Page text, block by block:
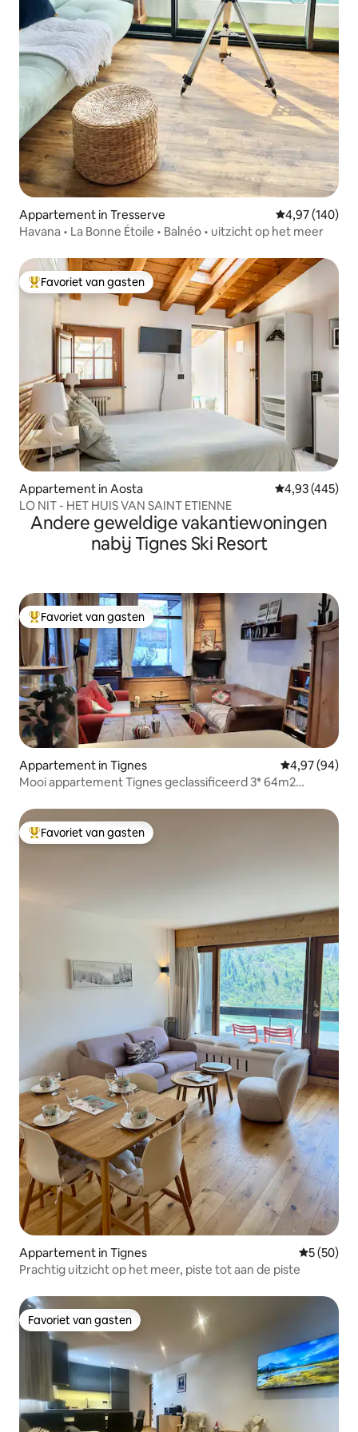
Appartement in Tresserve Gemiddelde
4,97 (140)
Havana • La Bonne Étoile • Balnéo • uitzicht op het meer
Topfavoriet van gasten
Favoriet van gasten
Appartement in Aosta Gemiddelde
4,93 (445)
LO NIT - HET HUIS VAN SAINT ETIENNE
Andere geweldige vakantiewoningen
nabij Tignes Ski Resort
Topfavoriet van gasten
Favoriet van gasten
Appartement in Tignes Gemiddelde
4,97 (94)
Mooi appartement Tignes geclassificeerd 3* 64m2
Topfavoriet van gasten
Favoriet van gasten
Appartement in Tignes
5 (50)
Prachtig uitzicht op het meer, piste tot aan de piste
Favoriet van gasten
Favoriet van gasten